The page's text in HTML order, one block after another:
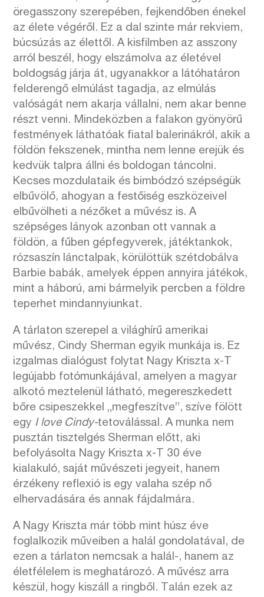
öregasszony szerepében, fejkendőben énekel
az élete végéről. Ez a dal szinte már rekviem,
búcsúzás az élettől. A kisfilmben az asszony
arról beszél, hogy elszámolva az életével
boldogság járja át, ugyanakkor a látóhatáron
felderengő elmúlást tagadja, az elmúlás
valóságát nem akarja vállalni, nem akar benne
részt venni. Mindeközben a falakon gyönyörű
festmények láthatóak fiatal balerinákról, akik a
földön fekszenek, mintha nem lenne erejük és
kedvük talpra állni és boldogan táncolni.
Kecses mozdulataik és bimbódzó szépségük
elbűvölő, ahogyan a festőiség eszközeivel
elbűvölheti a nézőket a művész is. A
szépséges lányok azonban ott vannak a
földön, a fűben gépfegyverek, játéktankok,
rózsaszín lánctalpak, körülöttük szétdobálva
Barbie babák, amelyek éppen annyira játékok,
mint a háború, ami bármelyik percben a földre
teperhet mindannyiunkat.
A tárlaton szerepel a világhírű amerikai
művész, Cindy Sherman egyik munkája is. Ez
izgalmas dialógust folytat Nagy Kriszta x-T
legújabb fotómunkájával, amelyen a magyar
alkotó meztelenül látható, megereszkedett
bőre csipeszekkel „megfeszítve”, szíve fölött
egy I love Cindy-tetoválással. A munka nem
pusztán tisztelgés Sherman előtt, aki
befolyásolta Nagy Kriszta x-T 30 éve
kialakuló, saját művészeti jegyeit, hanem
érzékeny reflexió is egy valaha szép nő
elhervadására és annak fájdalmára.
A Nagy Kriszta már több mint húsz éve
foglalkozik műveiben a halál gondolatával, de
ezen a tárlaton nemcsak a halál-, hanem az
életfélelem is meghatározó. A művész arra
készül, hogy kiszáll a ringből. Talán ezek az